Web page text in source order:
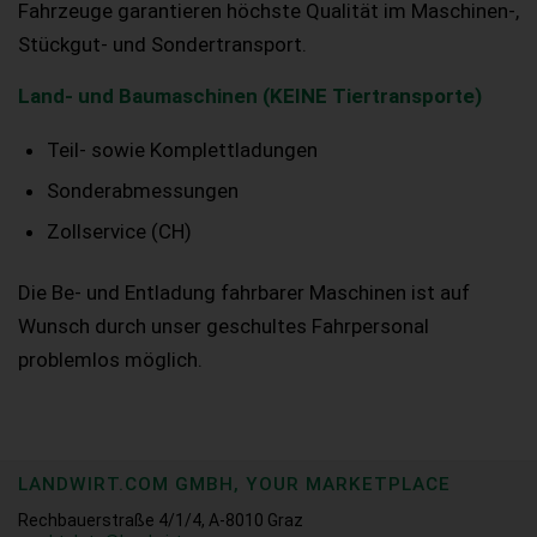
Fahrzeuge garantieren höchste Qualität im Maschinen-,
Stückgut- und Sondertransport.
Land- und Baumaschinen (KEINE Tiertransporte)
Teil- sowie Komplettladungen
Sonderabmessungen
Zollservice (CH)
Die Be- und Entladung fahrbarer Maschinen ist auf
Wunsch durch unser geschultes Fahrpersonal
problemlos möglich.
LANDWIRT.COM GMBH, YOUR MARKETPLACE
Rechbauerstraße 4/1/4, A-8010 Graz